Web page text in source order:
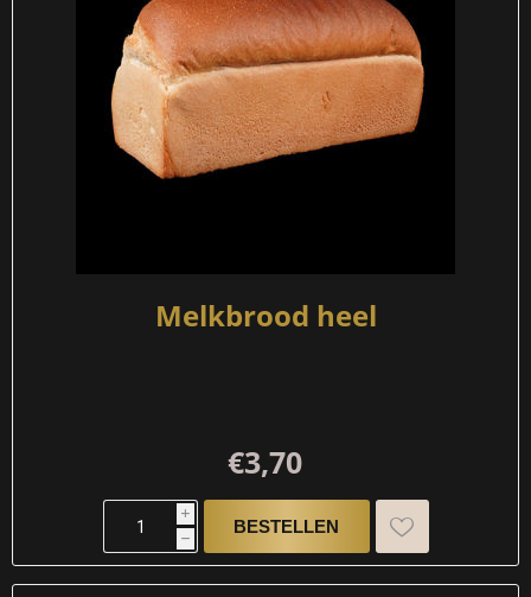
Melkbrood heel
€3,70
i
h